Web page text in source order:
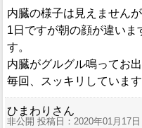
内臓の様子は見えません
1日ですが朝の顔が違い
す。
内臓がグルグル鳴ってお
毎回、スッキリしています
ひまわりさん
非公開 投稿日：2020年01月17日